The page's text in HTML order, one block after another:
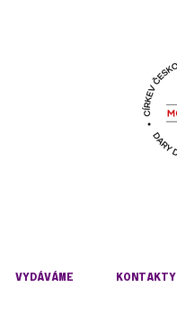
VYDÁVÁME KONTAKTY